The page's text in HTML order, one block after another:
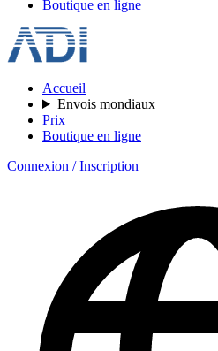
Boutique en ligne
Accueil
Envois mondiaux
Prix
Boutique en ligne
Connexion / Inscription